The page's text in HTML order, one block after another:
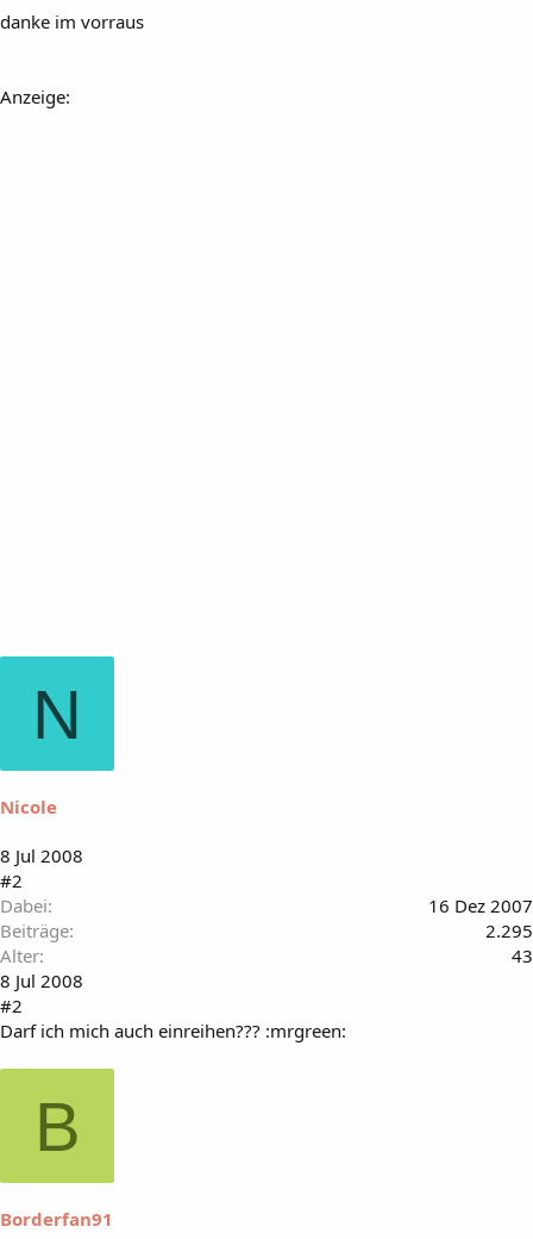
danke im vorraus
Anzeige:
N
Nicole
8 Jul 2008
#2
Dabei
16 Dez 2007
Beiträge
2.295
Alter
43
8 Jul 2008
#2
Darf ich mich auch einreihen??? :mrgreen:
B
Borderfan91